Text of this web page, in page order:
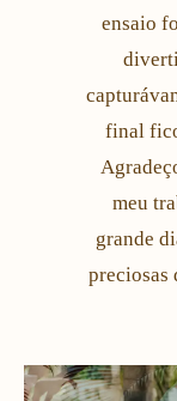
ensaio
final
meu
grande
preciosas